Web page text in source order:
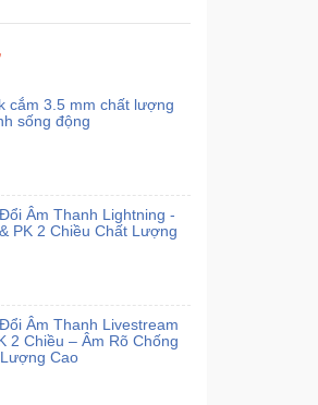
cắm 3.5 mm chất lượng
sống động
Âm Thanh Lightning -
PK 2 Chiều Chất Lượng
Âm Thanh Livestream
2 Chiều – Âm Rõ Chống
Cao